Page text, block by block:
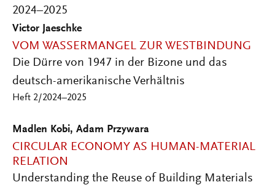
2024–2025
Victor Jaeschke
VOM WASSERMANGEL ZUR WESTBINDUNG
Die Dürre von 1947 in der Bizone und das
deutsch-amerikanische Verhältnis
Heft 2/2024–2025
Madlen Kobi, Adam Przywara
CIRCULAR ECONOMY AS HUMAN-MATERIAL
RELATION
Understanding the Reuse of Building Materials